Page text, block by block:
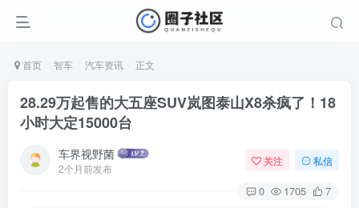
首页 智车 汽车资讯 正文
28.29万起售的大五座SUV岚图泰山X8杀疯了！18
小时大定15000台
车界视野菌
2个月前发布
关注 私信
0 1705 7